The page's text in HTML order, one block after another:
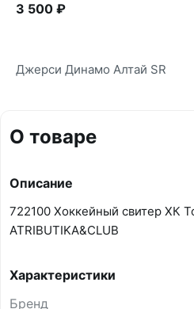
3 500 ₽
Джерси Динамо Алтай SR
О товаре
Описание
722100 Хоккейный свитер ХК
ATRIBUTIKA&CLUB
Характеристики
Бренд